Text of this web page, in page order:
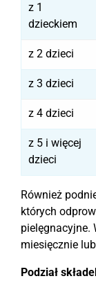
z 1
dzieckiem
z 2 dzieci
z 3 dzieci
z 4 dzieci
z 5 i więcej
dzieci
Również
których
pielęgnacyjne.
miesięcznie
Podział